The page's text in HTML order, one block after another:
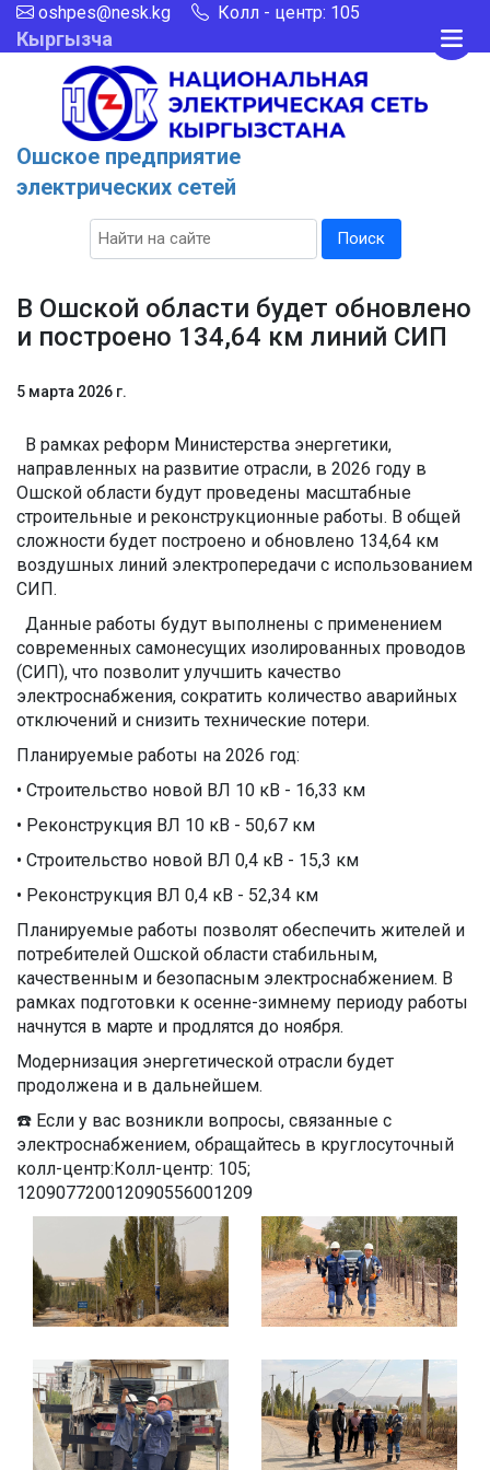
oshpes@nesk.kg Колл - центр: 105
Кыргызча
Ошское предприятие
электрических сетей
Поиск
В Ошской области будет обновлено
и построено 134,64 км линий СИП
5 марта 2026 г.
В рамках реформ Министерства энергетики,
направленных на развитие отрасли, в 2026 году в
Ошской области будут проведены масштабные
строительные и реконструкционные работы. В общей
сложности будет построено и обновлено 134,64 км
воздушных линий электропередачи с использованием
СИП.
Данные работы будут выполнены с применением
современных самонесущих изолированных проводов
(СИП), что позволит улучшить качество
электроснабжения, сократить количество аварийных
отключений и снизить технические потери.
Планируемые работы на 2026 год:
• Строительство новой ВЛ 10 кВ - 16,33 км
• Реконструкция ВЛ 10 кВ - 50,67 км
• Строительство новой ВЛ 0,4 кВ - 15,3 км
• Реконструкция ВЛ 0,4 кВ - 52,34 км
Планируемые работы позволят обеспечить жителей и
потребителей Ошской области стабильным,
качественным и безопасным электроснабжением. В
рамках подготовки к осенне-зимнему периоду работы
начнутся в марте и продлятся до ноября.
Модернизация энергетической отрасли будет
продолжена и в дальнейшем.
☎️ Если у вас возникли вопросы, связанные с
электроснабжением, обращайтесь в круглосуточный
колл-центр:Колл-центр: 105;
120907720012090556001209